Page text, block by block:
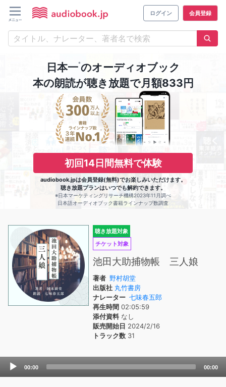
ログイン 会員登録
日本一※のオーディオブック
本の朗読が聴き放題で月額833円
初回14日間無料で体験
audiobook.jpは会員登録(無料)でお楽しみいただけます。
聴き放題プランはいつでも解約できます。
※日本マーケティングリサーチ機構2023年11月調べ
日本語オーディオブック書籍ラインナップ数調査
聴き放題対象
チケット対象
池田大助捕物帳 三人娘
著者 野村胡堂
出版社 丸竹書房
ナレーター 七味春五郎
再生時間 02:05:59
添付資料なし
販売開始日 2024/2/16
トラック数 31
Audio
00:00 00:00